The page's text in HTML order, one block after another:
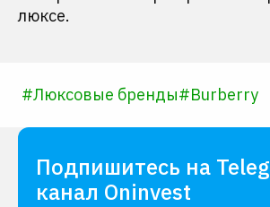
люксе.
#Люксовые бренды#Burberry
Подпишитесь на
канал Oninvest